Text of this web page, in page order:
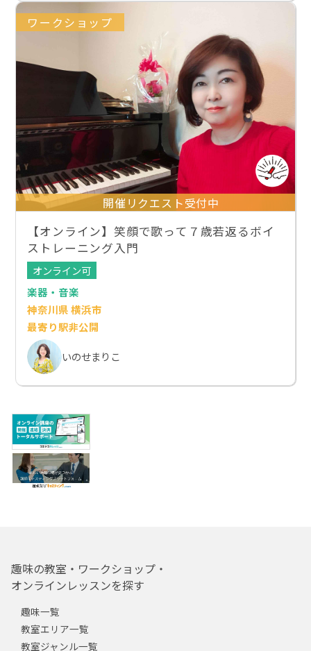
ワークショップ
開催リクエスト受付中
【オンライン】笑顔で歌って７歳若返るボイ
ストレーニング入門
オンライン可
楽器・音楽
神奈川県 横浜市
最寄り駅非公開
いのせまりこ
趣味の教室・ワークショップ・
オンラインレッスンを探す
趣味一覧
教室エリア一覧
教室ジャンル一覧